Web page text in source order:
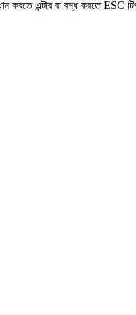
করতে এন্টার বা বন্ধ করতে ESC